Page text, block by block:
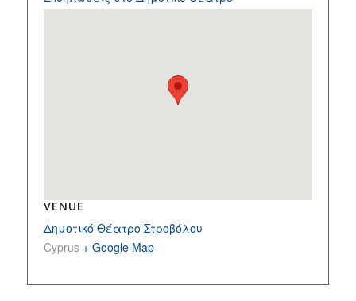
VENUE
Δημοτικό Θέατρο Στροβόλου
Cyprus + Google Map